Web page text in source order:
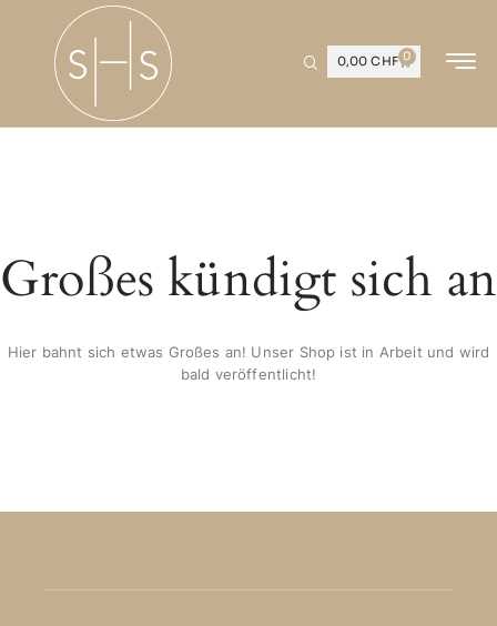
0,00CHF 0
Großes kündigt sich an
Hier bahnt sich etwas Großes an! Unser Shop ist in Arbeit und wird
bald veröffentlicht!